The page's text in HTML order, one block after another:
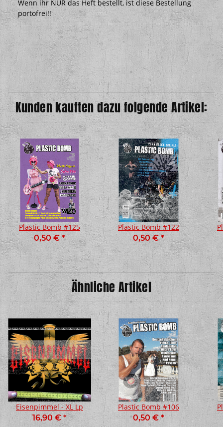
Wenn ihr NUR das Heft bestellt, ist diese Bestellung
portofrei!!
Kunden kauften dazu folgende Artikel:
Plastic Bomb #125
0,50 € *
Plastic Bomb #122
0,50 €*
Ähnliche Artikel
Eisenpimmel - XL Lp
16,90 € *
Plastic Bomb #106
0,50 €*